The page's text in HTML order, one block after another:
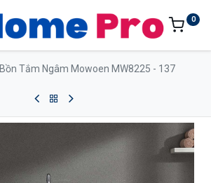
0
Bồn Tắm Ngâm Mowoen MW8225 - 137